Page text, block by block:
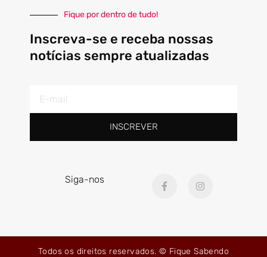
Fique por dentro de tudo!
Inscreva-se e receba nossas
notícias sempre atualizadas
mail
INSCREVER
Siga-nos
a
o
-
n
r
m
Todos os direitos reservados. © Fique Sabendo